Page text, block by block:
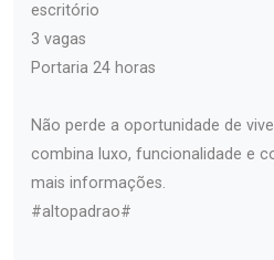
escritório
3 vagas
Portaria 24 horas
Não perde a oportunidade de
combina luxo, funcionalidade e
mais informações.
#altopadrao#